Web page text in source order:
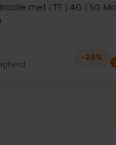
met LTE | 4G | 5G
−20%